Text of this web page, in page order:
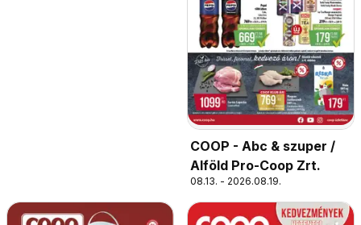
COOP - Abc & szuper /
Alföld Pro-Coop Zrt.
08.13. - 2026.08.19.